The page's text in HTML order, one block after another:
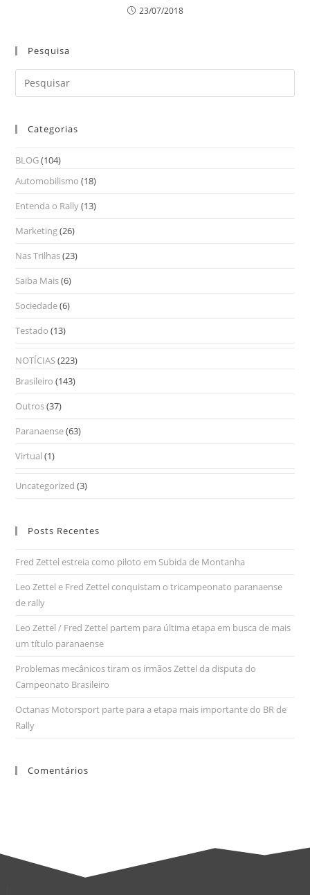
23/07/2018
Pesquisa
Categorias
BLOG(104)
Automobilismo (18)
Entenda o Rally(13)
Marketing(26)
Nas Trilhas(23)
Saiba Mais(6)
Sociedade(6)
Testado (13)
NOTÍCIAS(223)
Brasileiro (143)
Outros(37)
Paranaense(63)
Virtual (1)
Uncategorized (3)
Posts Recentes
Fred Zettel estreia como piloto em Subida de Montanha
Leo Zettel e Fred Zettel conquistam o tricampeonato paranaense
de rally
Leo Zettel / Fred Zettel partem para última etapa em busca de mais
um título paranaense
Problemas mecânicos tiram os irmãos Zettel da disputa do
Campeonato Brasileiro
Octanas Motorsport parte para a etapa mais importante do BR de
Rally
Comentários